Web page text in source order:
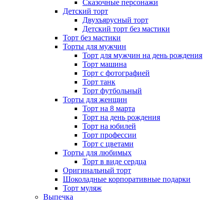
Сказочные персонажи
Детский торт
Двухъярусный торт
Детский торт без мастики
Торт без мастики
Торты для мужчин
Торт для мужчин на день рождения
Торт машина
Торт с фотографией
Торт танк
Торт футбольный
Торты для женщин
Торт на 8 марта
Торт на день рождения
Торт на юбилей
Торт профессии
Торт с цветами
Торты для любимых
Торт в виде сердца
Оригинальный торт
Шоколадные корпоративные подарки
Торт муляж
Выпечка